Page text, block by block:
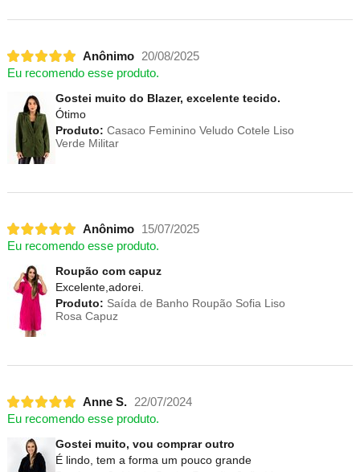
Anônimo
20/08/2025
Eu recomendo esse produto.
Gostei muito do Blazer, excelente tecido.
Ótimo
Produto: Casaco Feminino Veludo Cotele Liso
Verde Militar
Anônimo
15/07/2025
Eu recomendo esse produto.
Roupão com capuz
Excelente,adorei.
Produto: Saída de Banho Roupão Sofia Liso
Rosa Capuz
Anne S.
22/07/2024
Eu recomendo esse produto.
Gostei muito, vou comprar outro
É lindo, tem a forma um pouco grande